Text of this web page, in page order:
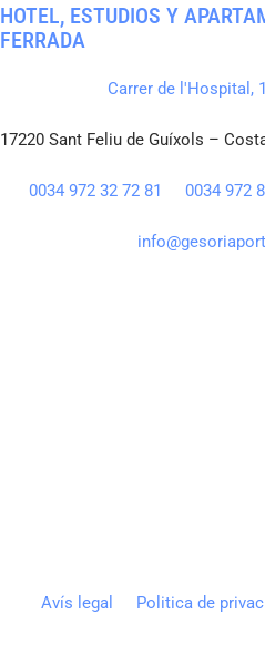
HOTEL, ESTUDIOS Y
FERRADA
Carrer de l'Hospital,
17220 Sant Feliu de Guíxols –
0034 972 32 72 81 0034 972
Avís legal Politica de